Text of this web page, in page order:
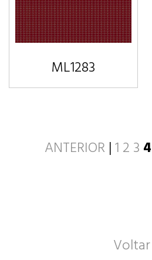
ML1283
ANTERIOR |1 2 3 4
Voltar